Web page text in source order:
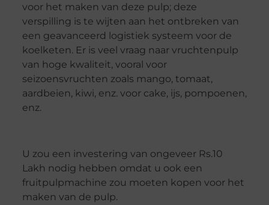
voor het maken van deze pulp; deze
verspilling is te wijten aan het ontbreken van
een geavanceerd logistiek systeem voor de
koelketen. Er is veel vraag naar vruchtenpulp
van hoge kwaliteit, vooral voor
seizoensvruchten zoals mango, tomaat,
aardbeien, kiwi, enz. voor cake, ijs, pompoenen,
enz.
U zou een investering van ongeveer Rs.10
Lakh nodig hebben omdat u ook een
fruitpulpmachine zou moeten kopen voor het
maken van de pulp.